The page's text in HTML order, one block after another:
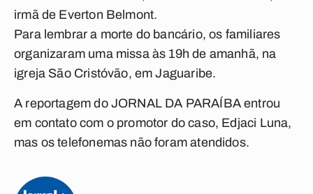
irmã de Everton Belmont.
Para lembrar a morte do bancário, os familiares
organizaram uma missa às 19h de amanhã, na
igreja São Cristóvão, em Jaguaribe.
A reportagem do JORNAL DA PARAÍBA entrou
em contato com o promotor do caso, Edjaci Luna,
mas os telefonemas não foram atendidos.